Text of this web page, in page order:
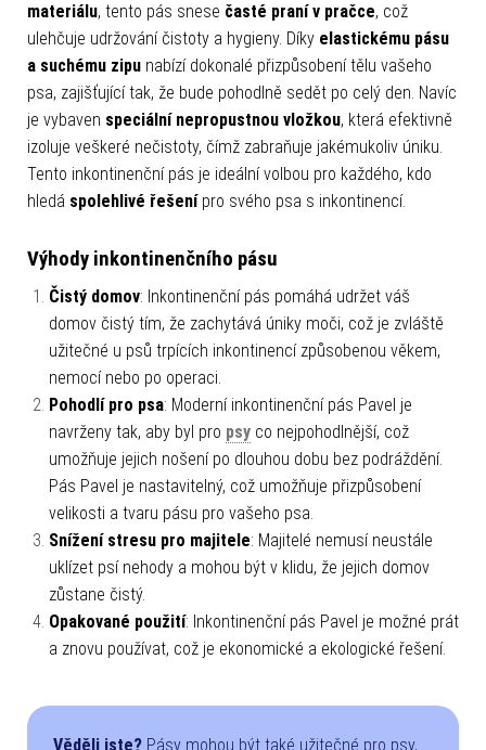
materiálu, tento pás snese časté praní v pračce, což
ulehčuje udržování čistoty a hygieny. Díky elastickému pásu
a suchému zipu nabízí dokonalé přizpůsobení tělu vašeho
psa, zajišťující tak, že bude pohodlně sedět po celý den. Navíc
je vybaven speciální nepropustnou vložkou, která efektivně
izoluje veškeré nečistoty, čímž zabraňuje jakémukoliv úniku.
Tento inkontinenční pás je ideální volbou pro každého, kdo
hledá spolehlivé řešenípro svého psa s inkontinencí.
Výhody inkontinenčního pásu
Čistý domov: Inkontinenční pás pomáhá udržet váš
domov čistý tím, že zachytává úniky moči, což je zvláště
užitečné u psů trpících inkontinencí způsobenou věkem,
nemocí nebo po operaci.
Pohodlí pro psa: Moderní inkontinenční pás Pavel je
navrženy tak, aby byl pro psy co nejpohodlnější, což
umožňuje jejich nošení po dlouhou dobu bez podráždění.
Pás Pavel je nastavitelný, což umožňuje přizpůsobení
velikosti a tvaru pásu pro vašeho psa.
Snížení stresu pro majitele: Majitelé nemusí neustále
uklízet psí nehody a mohou být v klidu, že jejich domov
zůstane čistý.
Opakované použití: Inkontinenční pás Pavel je možné prát
a znovu používat, což je ekonomické a ekologické řešení.
Věděli jste? Pásy mohou být také užitečné pro psy,